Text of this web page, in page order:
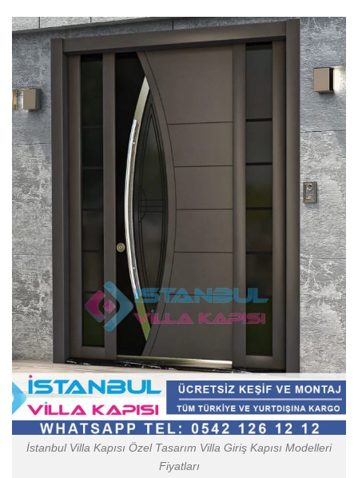
İstanbul Villa Kapısı Özel Tasarım Villa Giriş Kapısı Modelleri
Fiyatları